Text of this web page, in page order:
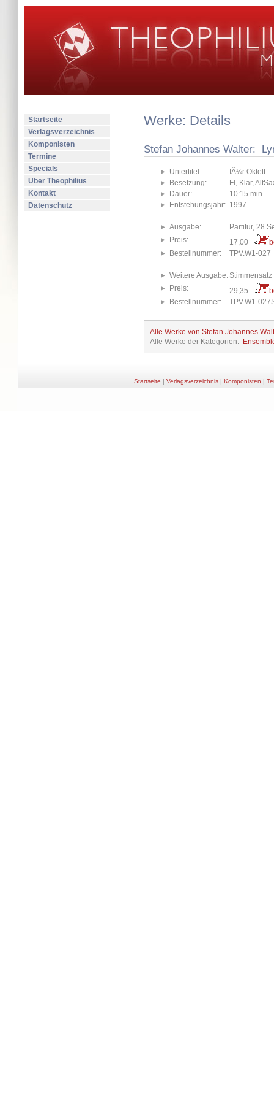
Startseite
Verlagsverzeichnis
Komponisten
Termine
Specials
Über Theophilius
Kontakt
Datenschutz
Werke: Details
Stefan Johannes Walter:
Untertitel:
fÃ¼r Oktett
Besetzung:
Fl, Klar,
Dauer:
10:15 min.
Entstehungsjahr: 1997
Ausgabe:
Partitur, 28
Preis:
17,00
Bestellnummer:
TPV.W1-027
Weitere Ausgabe:Stimmensatz
Preis:
29,35
Bestellnummer:
TPV.W1-
Alle Werke von Stefan Johannes
Alle Werke der Kategorien:
Startseite | Verlagsverzeichnis| Komponisten |